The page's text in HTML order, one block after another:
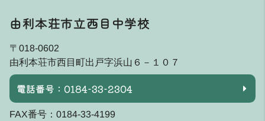
由利本荘市立西目中学校
〒018-0602
由利本荘市西目町出戸字浜山６－１０７
電話番号：0184-33-2304
FAX番号：0184-33-4199